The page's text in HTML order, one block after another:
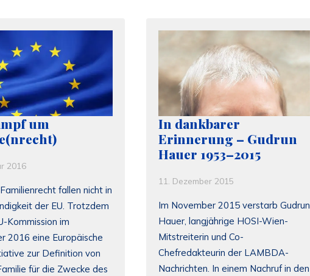
um
2016
fallen nicht in
der EU. Trotzdem
Kommission im
2016 eine Europäische
zur Definition von
für die Zwecke des
In dankbarer
Erinnerung – Gudrun
Hauer 1953–2015
11. Dezember 2015
Im November 2015 verstarb Gudrun
Hauer, langjährige HOSI-Wien-
Mitstreiterin und Co-
Chefredakteurin der LAMBDA-
Nachrichten. In einem Nachruf in den